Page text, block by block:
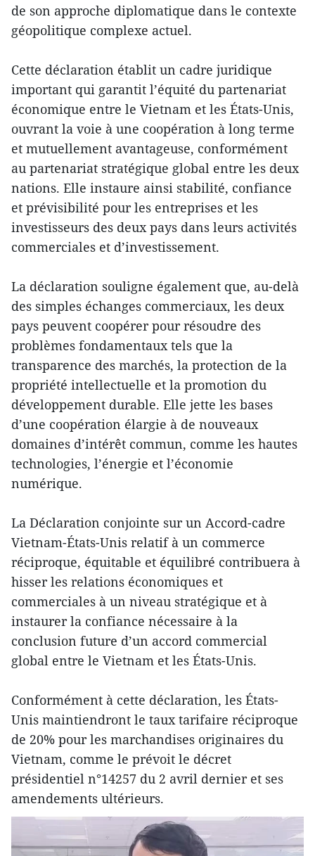
de son approche diplomatique dans le contexte
géopolitique complexe actuel.
Cette déclaration établit un cadre juridique
important qui garantit l’équité du partenariat
économique entre le Vietnam et les États-Unis,
ouvrant la voie à une coopération à long terme
et mutuellement avantageuse, conformément
au partenariat stratégique global entre les deux
nations. Elle instaure ainsi stabilité, confiance
et prévisibilité pour les entreprises et les
investisseurs des deux pays dans leurs activités
commerciales et d’investissement.
La déclaration souligne également que, au-delà
des simples échanges commerciaux, les deux
pays peuvent coopérer pour résoudre des
problèmes fondamentaux tels que la
transparence des marchés, la protection de la
propriété intellectuelle et la promotion du
développement durable. Elle jette les bases
d’une coopération élargie à de nouveaux
domaines d’intérêt commun, comme les hautes
technologies, l’énergie et l’économie
numérique.
La Déclaration conjointe sur un Accord-cadre
Vietnam-États-Unis relatif à un commerce
réciproque, équitable et équilibré contribuera à
hisser les relations économiques et
commerciales à un niveau stratégique et à
instaurer la confiance nécessaire à la
conclusion future d’un accord commercial
global entre le Vietnam et les États-Unis.
Conformément à cette déclaration, les États-
Unis maintiendront le taux tarifaire réciproque
de 20% pour les marchandises originaires du
Vietnam, comme le prévoit le décret
présidentiel n°14257 du 2 avril dernier et ses
amendements ultérieurs.